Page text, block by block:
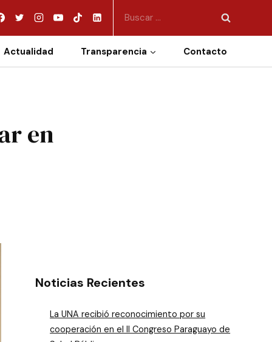
Actualidad Transparencia Contacto
en
Noticias Recientes
La UNA recibió reconocimiento por su
cooperación en el II Congreso Paraguayo de